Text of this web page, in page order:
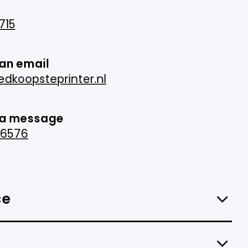
email
message